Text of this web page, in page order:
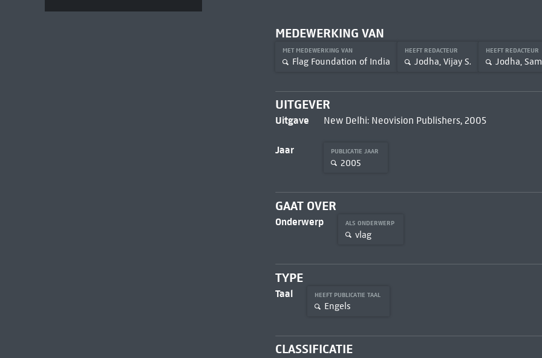
MEDEWERKING VAN
MET MEDEWERKING VAN
Flag Foundation of India
HEEFT REDACTEUR
Jodha, Vijay S.
HEEFT REDACTEUR
Jodha,
UITGEVER
Uitgave New Delhi: Neovision Publishers, 2005
Jaar PUBLICATIE JAAR
2005
GAAT OVER
Onderwerp ALS ONDERWERP
vlag
TYPE
Taal HEEFT PUBLICATIE TAAL
Engels
CLASSIFICATIE